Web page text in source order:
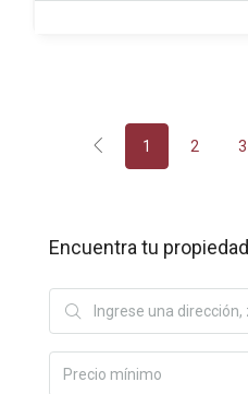
1 2 3
Encuentra tu propiedad